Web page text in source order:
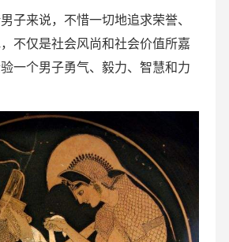
子来说，不惜一切地追求荣誉、
不仅是社会风尚和社会价值所嘉
一个男子勇气、毅力、智慧和力